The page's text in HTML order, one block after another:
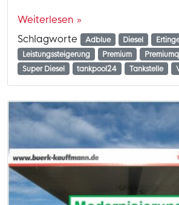
Weiterlesen »
Schlagworte
Adblue Diesel
Leistungssteigerung
Premium
Super Diesel
tankpool24 Tankstelle